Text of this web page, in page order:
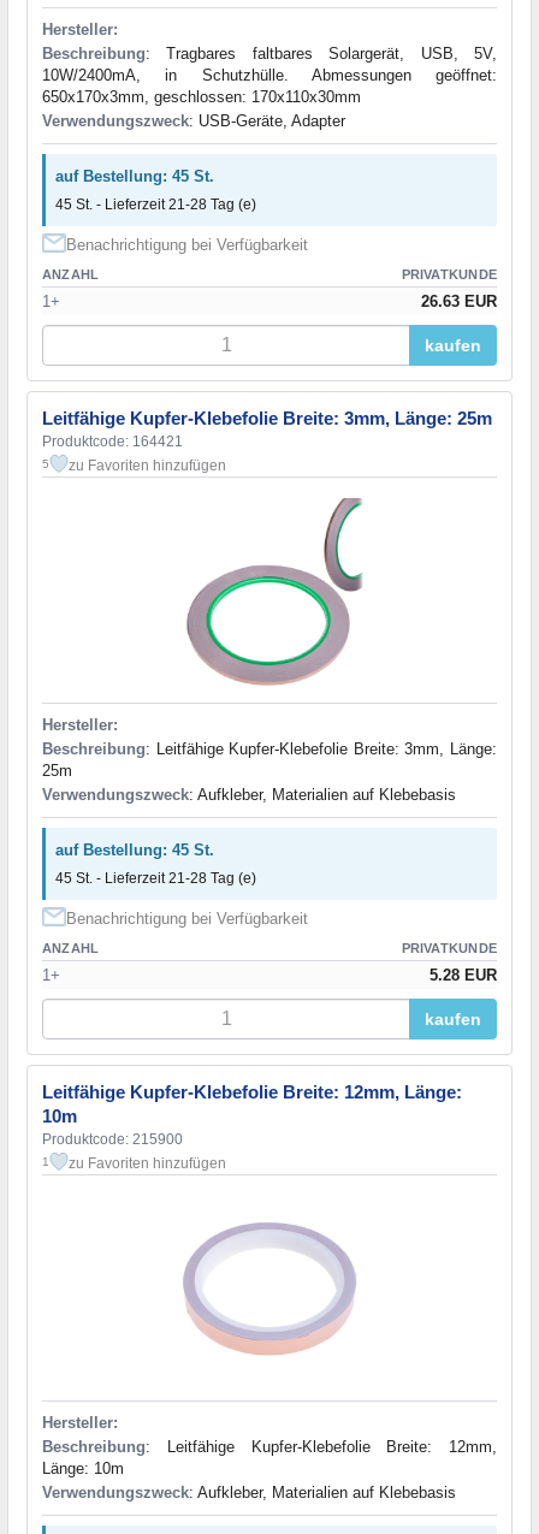
Hersteller:
Beschreibung: Tragbares faltbares Solargerät, USB, 5V,
10W/2400mA, in Schutzhülle. Abmessungen geöffnet:
650x170x3mm, geschlossen: 170x110x30mm
Verwendungszweck: USB-Geräte, Adapter
auf Bestellung: 45 St.
45 St. - Lieferzeit 21-28 Tag (e)
Benachrichtigung bei Verfügbarkeit
ANZAHL PRIVATKUNDE
1+ 26.63 EUR
kaufen
Leitfähige Kupfer-Klebefolie Breite: 3mm, Länge: 25m
Produktcode: 164421
5 zu Favoriten hinzufügen
Hersteller:
Beschreibung: Leitfähige Kupfer-Klebefolie Breite: 3mm, Länge:
25m
Verwendungszweck: Aufkleber, Materialien auf Klebebasis
auf Bestellung: 45 St.
45 St. - Lieferzeit 21-28 Tag (e)
Benachrichtigung bei Verfügbarkeit
ANZAHL PRIVATKUNDE
1+ 5.28 EUR
kaufen
Leitfähige Kupfer-Klebefolie Breite: 12mm, Länge:
10m
Produktcode: 215900
1 zu Favoriten hinzufügen
Hersteller:
Beschreibung: Leitfähige Kupfer-Klebefolie Breite: 12mm,
Länge: 10m
Verwendungszweck: Aufkleber, Materialien auf Klebebasis